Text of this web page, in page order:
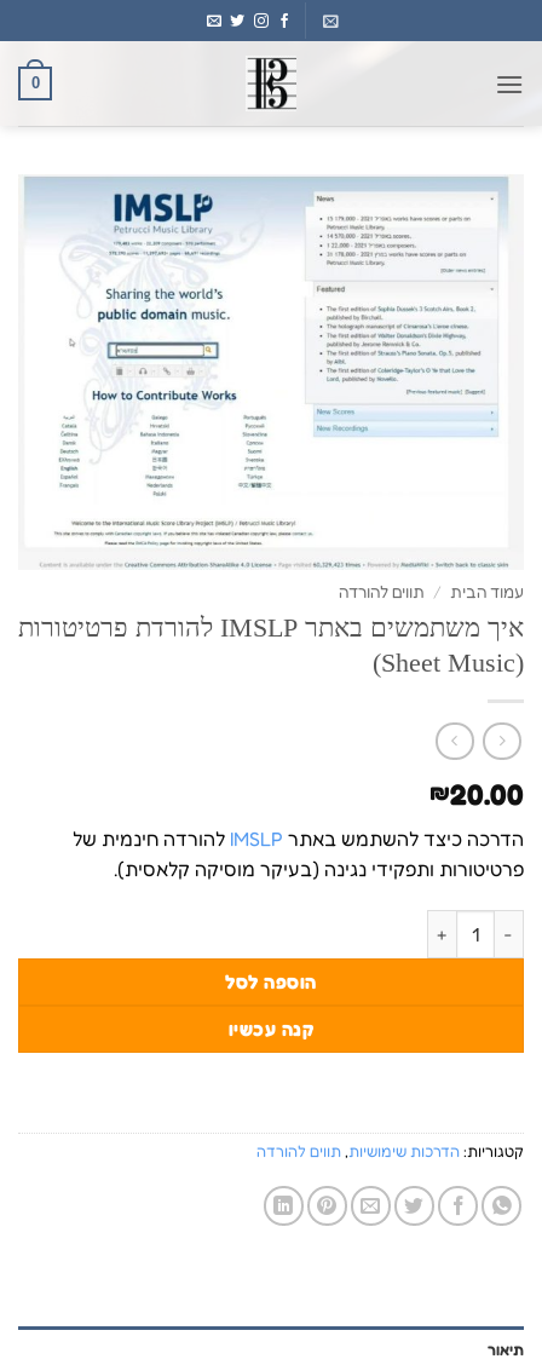
to
content
0
עמוד הבית / תווים להורדה
איך משתמשים באתר IMSLP להורדת פרטיטורות
(Sheet Music)
₪20.00
הדרכה כיצד להשתמש באתר IMSLP להורדה חינמית של
פרטיטורות ותפקידי נגינה (בעיקר מוסיקה קלאסית).
הוספה לסל
קנה עכשיו
קטגוריות: הדרכות שימושיות, תווים להורדה
תיאור